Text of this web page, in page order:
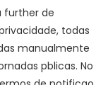
further de
todas
manualmente
pblicas. No